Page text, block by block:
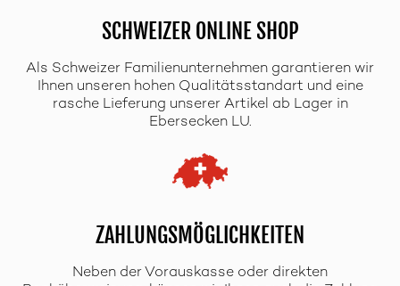
SCHWEIZER ONLINE SHOP
Als Schweizer Familienunternehmen garantieren wir
Ihnen unseren hohen Qualitätsstandart und eine
rasche Lieferung unserer Artikel ab Lager in
Ebersecken LU.
ZAHLUNGSMÖGLICHKEITEN
Neben der Vorauskasse oder direkten